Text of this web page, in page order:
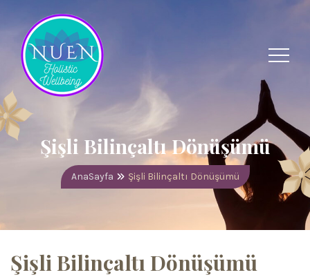
Şişli Bilinçaltı Dönüşümü
AnaSayfa Şişli Bilinçaltı Dönüşümü
Şişli Bilinçaltı Dönüşümü